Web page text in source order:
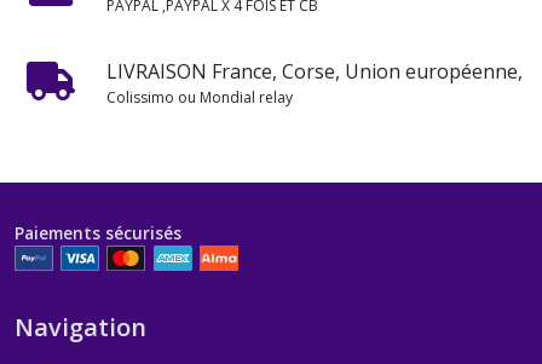
PAYPAL ,PAYPAL X 4 FOIS ET CB
LIVRAISON France, Corse, Union européenne,
Colissimo ou Mondial relay
Paiements sécurisés
Navigation